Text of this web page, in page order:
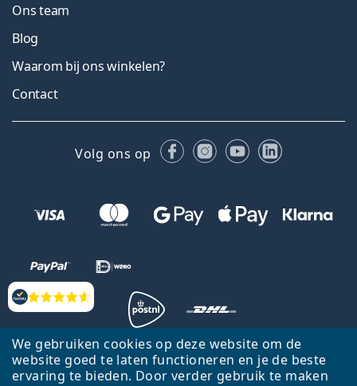
We gebruiken cookies op deze website om de
website goed te laten functioneren en je de beste
ervaring te bieden. Door verder gebruik te maken
Beoordelingen
Ons team
Blog
Waarom bij ons winkelen?
Contact
Volg ons op FacebookInstagram
YouTubeLinkedIn
Terug naar de homepagina
Ga omhoog